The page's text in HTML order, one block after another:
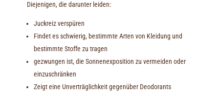
Diejenigen, die darunter leiden:
Juckreiz verspüren
Findet es schwierig, bestimmte Arten von Kleidung und
bestimmte Stoffe zu tragen
gezwungen ist, die Sonnenexposition zu vermeiden oder
einzuschränken
Zeigt eine Unverträglichkeit gegenüber Deodorants